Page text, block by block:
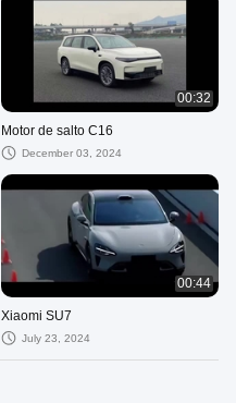
00:32
Motor de salto C16
December 03, 2024
00:44
Xiaomi SU7
July 23, 2024